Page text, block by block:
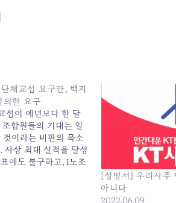
체교섭 요구안, 백지
의한 요구
섭이 예년보다 한 달
합원들의 기대는 일
이라는 비판의 목소
사상 최대 실적을 달성
에도 불구하고, 1노조
구안은 지난해 6.8%
제시하며 실망감을
[성명서] 우리사주
아니다
2022.06.09